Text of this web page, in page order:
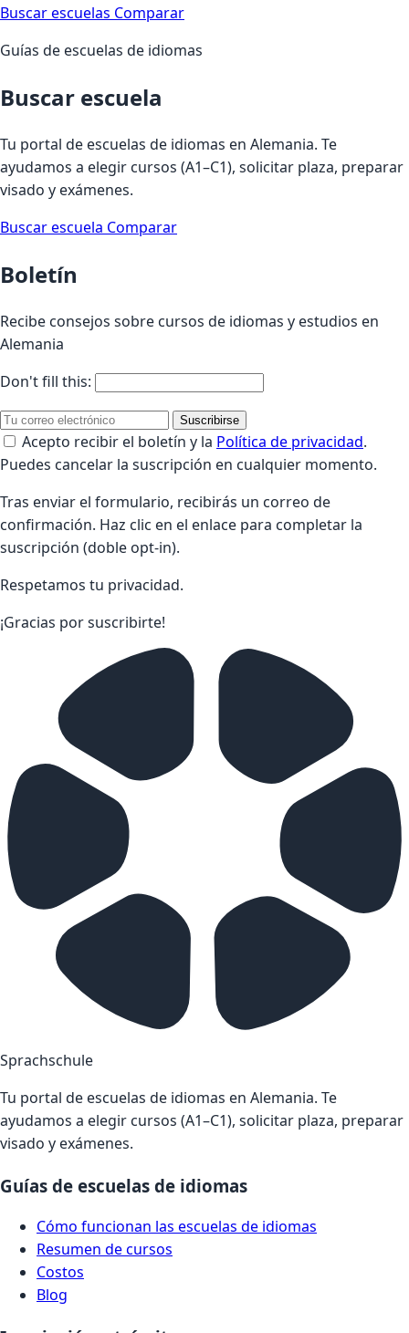
Buscar escuelas Comparar
Guías de escuelas de idiomas
Buscar escuela
Tu portal de escuelas de idiomas en Alemania. Te
ayudamos a elegir cursos (A1–C1), solicitar plaza, preparar
visado y exámenes.
Buscar escuela Comparar
Boletín
Recibe consejos sobre cursos de idiomas y estudios en
Alemania
Don't fill this:
Suscribirse
Acepto recibir el boletín y la Política de privacidad.
Puedes cancelar la suscripción en cualquier momento.
Tras enviar el formulario, recibirás un correo de
confirmación. Haz clic en el enlace para completar la
suscripción (doble opt-in).
Respetamos tu privacidad.
¡Gracias por suscribirte!
Sprachschule
Tu portal de escuelas de idiomas en Alemania. Te
ayudamos a elegir cursos (A1–C1), solicitar plaza, preparar
visado y exámenes.
Guías de escuelas de idiomas
Cómo funcionan las escuelas de idiomas
Resumen de cursos
Costos
Blog